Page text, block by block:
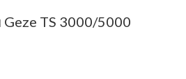
Geze TS 3000/5000